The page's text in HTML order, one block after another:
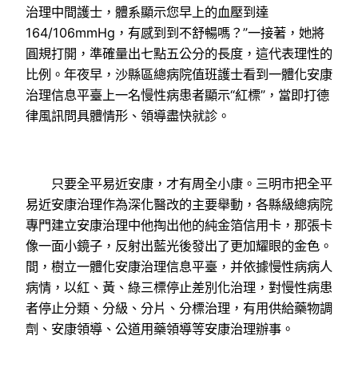
治理中間護士，體系顯示您早上的血壓到達
164/106mmHg，有感到到不舒暢嗎？”一接著，她將
圓規打開，準確量出七點五公分的長度，這代表理性的
比例。年夜早，沙縣區總病院值班護士看到一體化安康
治理信息平臺上一名慢性病患者顯示“紅標”，當即打德
律風訊問具體情形、領導盡快就診。
只要全平易近安康，才有周全小康。三明市把全平
易近安康治理作為深化醫改的主要舉動，各縣級總病院
專門建立安康治理中他掏出他的純金箔信用卡，那張卡
像一面小鏡子，反射出藍光後發出了更加耀眼的金色。
間，樹立一體化安康治理信息平臺，并依據慢性病病人
病情，以紅、黃、綠三標停止差別化治理，對慢性病患
者停止分類、分級、分片、分標治理，有用供給藥物調
劑、安康領導、公道用藥領導等安康治理辦事。